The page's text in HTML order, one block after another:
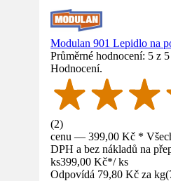
Modulan 901 Lepidlo na
Průměrné hodnocení: 5 z
Hodnocení.
(2)
cenu — 399,00 Kč *
DPH a bez nákladů na
ks399,00 Kč*/ ks
Odpovídá 79,80 Kč za kg(